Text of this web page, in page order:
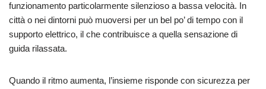
funzionamento particolarmente silenzioso a bassa velocità. In
città o nei dintorni può muoversi per un bel po’ di tempo con il
supporto elettrico, il che contribuisce a quella sensazione di
guida rilassata.
Quando il ritmo aumenta, l’insieme risponde con sicurezza per